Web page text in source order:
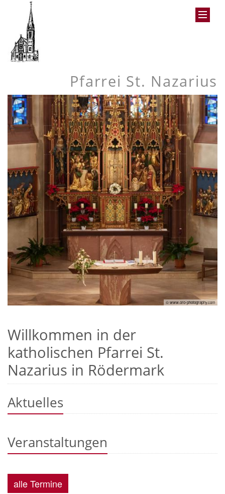
Pfarrei St. Nazarius
© www.oro-photography.com
Willkommen in der
katholischen Pfarrei St.
Nazarius in Rödermark
Aktuelles
Veranstaltungen
alle Termine